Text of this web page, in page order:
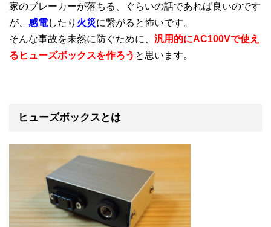
家のブレーカーが落ちる、ぐらいの話であれば良いのです
が、 感電したり 火災に繋がると怖いです。
そんな事故を未然に防ぐために、 汎用的にAC100Vで使え
るヒューズボックスを作ろう と思います。
ヒューズボックスとは